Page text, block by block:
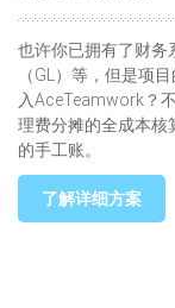
也许你已拥有了财务
（GL）等，但是项
入AceTeamwork？
理费分摊的全成本核
的手工账。
了解详细方案